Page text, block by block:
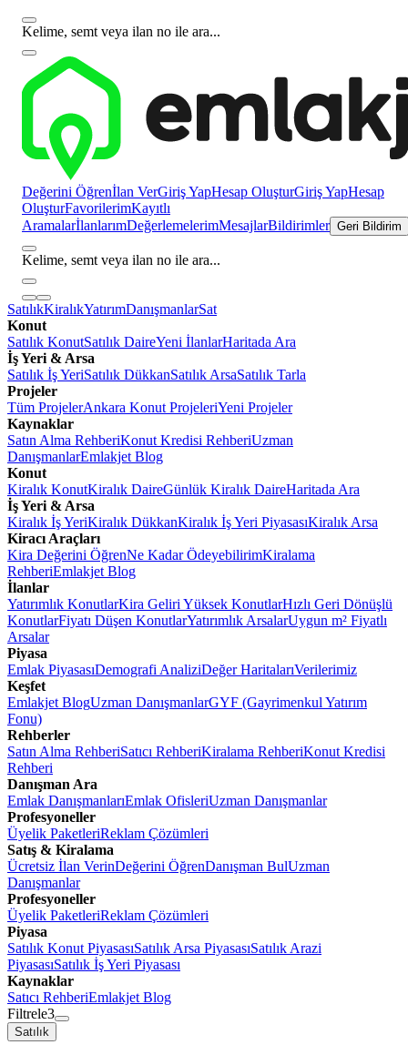
Kelime, semt veya ilan no ile ara...
Değerini Öğrenİlan VerGiriş YapHesap OluşturGiriş YapHesap
OluşturFavorilerimKayıtlı
AramalarİlanlarımDeğerlemelerimMesajlarBildirimler Geri Bildirim
Kelime, semt veya ilan no ile ara...
SatılıkKiralıkYatırımDanışmanlarSat
Konut
Satılık KonutSatılık DaireYeni İlanlarHaritada Ara
İş Yeri & Arsa
Satılık İş YeriSatılık DükkanSatılık ArsaSatılık Tarla
Projeler
Tüm ProjelerAnkara Konut ProjeleriYeni Projeler
Kaynaklar
Satın Alma RehberiKonut Kredisi RehberiUzman
DanışmanlarEmlakjet Blog
Konut
Kiralık KonutKiralık DaireGünlük Kiralık DaireHaritada Ara
İş Yeri & Arsa
Kiralık İş YeriKiralık DükkanKiralık İş Yeri PiyasasıKiralık Arsa
Kiracı Araçları
Kira Değerini ÖğrenNe Kadar ÖdeyebilirimKiralama
RehberiEmlakjet Blog
İlanlar
Yatırımlık KonutlarKira Geliri Yüksek KonutlarHızlı Geri Dönüşlü
KonutlarFiyatı Düşen KonutlarYatırımlık ArsalarUygun m² Fiyatlı
Arsalar
Piyasa
Emlak PiyasasıDemografi AnaliziDeğer HaritalarıVerilerimiz
Keşfet
Emlakjet BlogUzman DanışmanlarGYF (Gayrimenkul Yatırım
Fonu)
Rehberler
Satın Alma RehberiSatıcı RehberiKiralama RehberiKonut Kredisi
Rehberi
Danışman Ara
Emlak DanışmanlarıEmlak OfisleriUzman Danışmanlar
Profesyoneller
Üyelik PaketleriReklam Çözümleri
Satış & Kiralama
Ücretsiz İlan VerinDeğerini ÖğrenDanışman BulUzman
Danışmanlar
Profesyoneller
Üyelik PaketleriReklam Çözümleri
Piyasa
Satılık Konut PiyasasıSatılık Arsa PiyasasıSatılık Arazi
PiyasasıSatılık İş Yeri Piyasası
Kaynaklar
Satıcı RehberiEmlakjet Blog
Filtrele3
Satılık